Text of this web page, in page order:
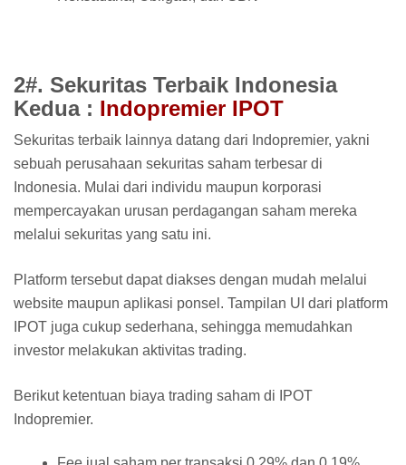
2#. Sekuritas Terbaik Indonesia
Kedua : Indopremier IPOT
Sekuritas terbaik lainnya datang dari Indopremier, yakni
sebuah perusahaan sekuritas saham terbesar di
Indonesia. Mulai dari individu maupun korporasi
mempercayakan urusan perdagangan saham mereka
melalui sekuritas yang satu ini.
Platform tersebut dapat diakses dengan mudah melalui
website maupun aplikasi ponsel. Tampilan UI dari platform
IPOT juga cukup sederhana, sehingga memudahkan
investor melakukan aktivitas trading.
Berikut ketentuan biaya trading saham di IPOT
Indopremier.